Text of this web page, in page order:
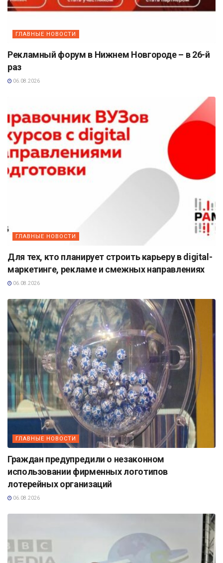
ГЛАВНЫЕ НОВОСТИ
Рекламный форум в Нижнем Новгороде – в 26-й
раз
06.08.2026
ГЛАВНЫЕ НОВОСТИ
Для тех, кто планирует строить карьеру в digital-
маркетинге, рекламе и смежных направлениях
06.08.2026
ГЛАВНЫЕ НОВОСТИ
Граждан предупредили о незаконном
использовании фирменных логотипов
лотерейных организаций
06.08.2026